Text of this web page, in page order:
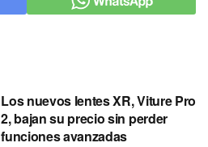
Los nuevos lentes XR, Viture Pro
2, bajan su precio sin perder
funciones avanzadas